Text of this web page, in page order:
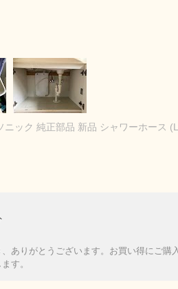
ニック 純正部品 新品 シャワーホース
ありがとうございます。お買い得にご
す。